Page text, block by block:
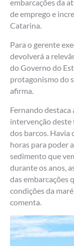
embarcações da
de emprego e
Catarina.
Para o gerente
devolverá a
do Governo do
protagonismo do
afirma.
Fernando destaca
intervenção deste
dos barcos. Havia
horas para poder
sedimento que
durante os anos,
das embarcações
condições da
comenta.